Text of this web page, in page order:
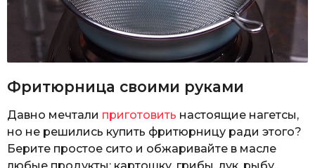
Фритюрница своими руками
Давно мечтали приготовить настоящие нагетсы,
но не решились купить фритюрницу ради этого?
Берите простое сито и обжаривайте в масле
любые продукты: картошку, грибы, лук, рыбу.